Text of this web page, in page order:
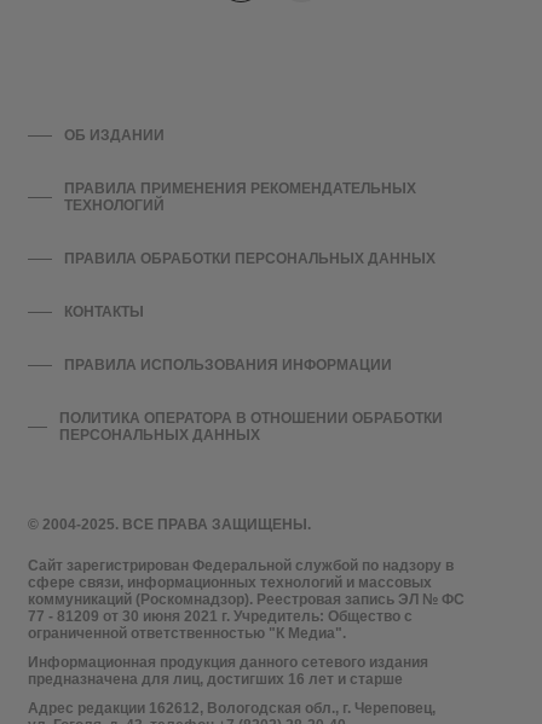
© 2004-2025. ВСЕ ПРАВА ЗАЩИЩЕНЫ.
Сайт зарегистрирован Федеральной службой по надзору в
сфере связи, информационных технологий и массовых
коммуникаций (Роскомнадзор). Реестровая запись ЭЛ № ФС
77 - 81209 от 30 июня 2021 г. Учредитель: Общество с
ограниченной ответственностью "К Медиа".
Информационная продукция данного сетевого издания
предназначена для лиц, достигших 16 лет и старше
Адрес редакции 162612, Вологодская обл., г. Череповец,
ОБ ИЗДАНИИ
ПРАВИЛА ПРИМЕНЕНИЯ РЕКОМЕНДАТЕЛЬНЫХ
ТЕХНОЛОГИЙ
ПРАВИЛА ОБРАБОТКИ ПЕРСОНАЛЬНЫХ ДАННЫХ
КОНТАКТЫ
ПРАВИЛА ИСПОЛЬЗОВАНИЯ ИНФОРМАЦИИ
ПОЛИТИКА ОПЕРАТОРА В ОТНОШЕНИИ ОБРАБОТКИ
ПЕРСОНАЛЬНЫХ ДАННЫХ